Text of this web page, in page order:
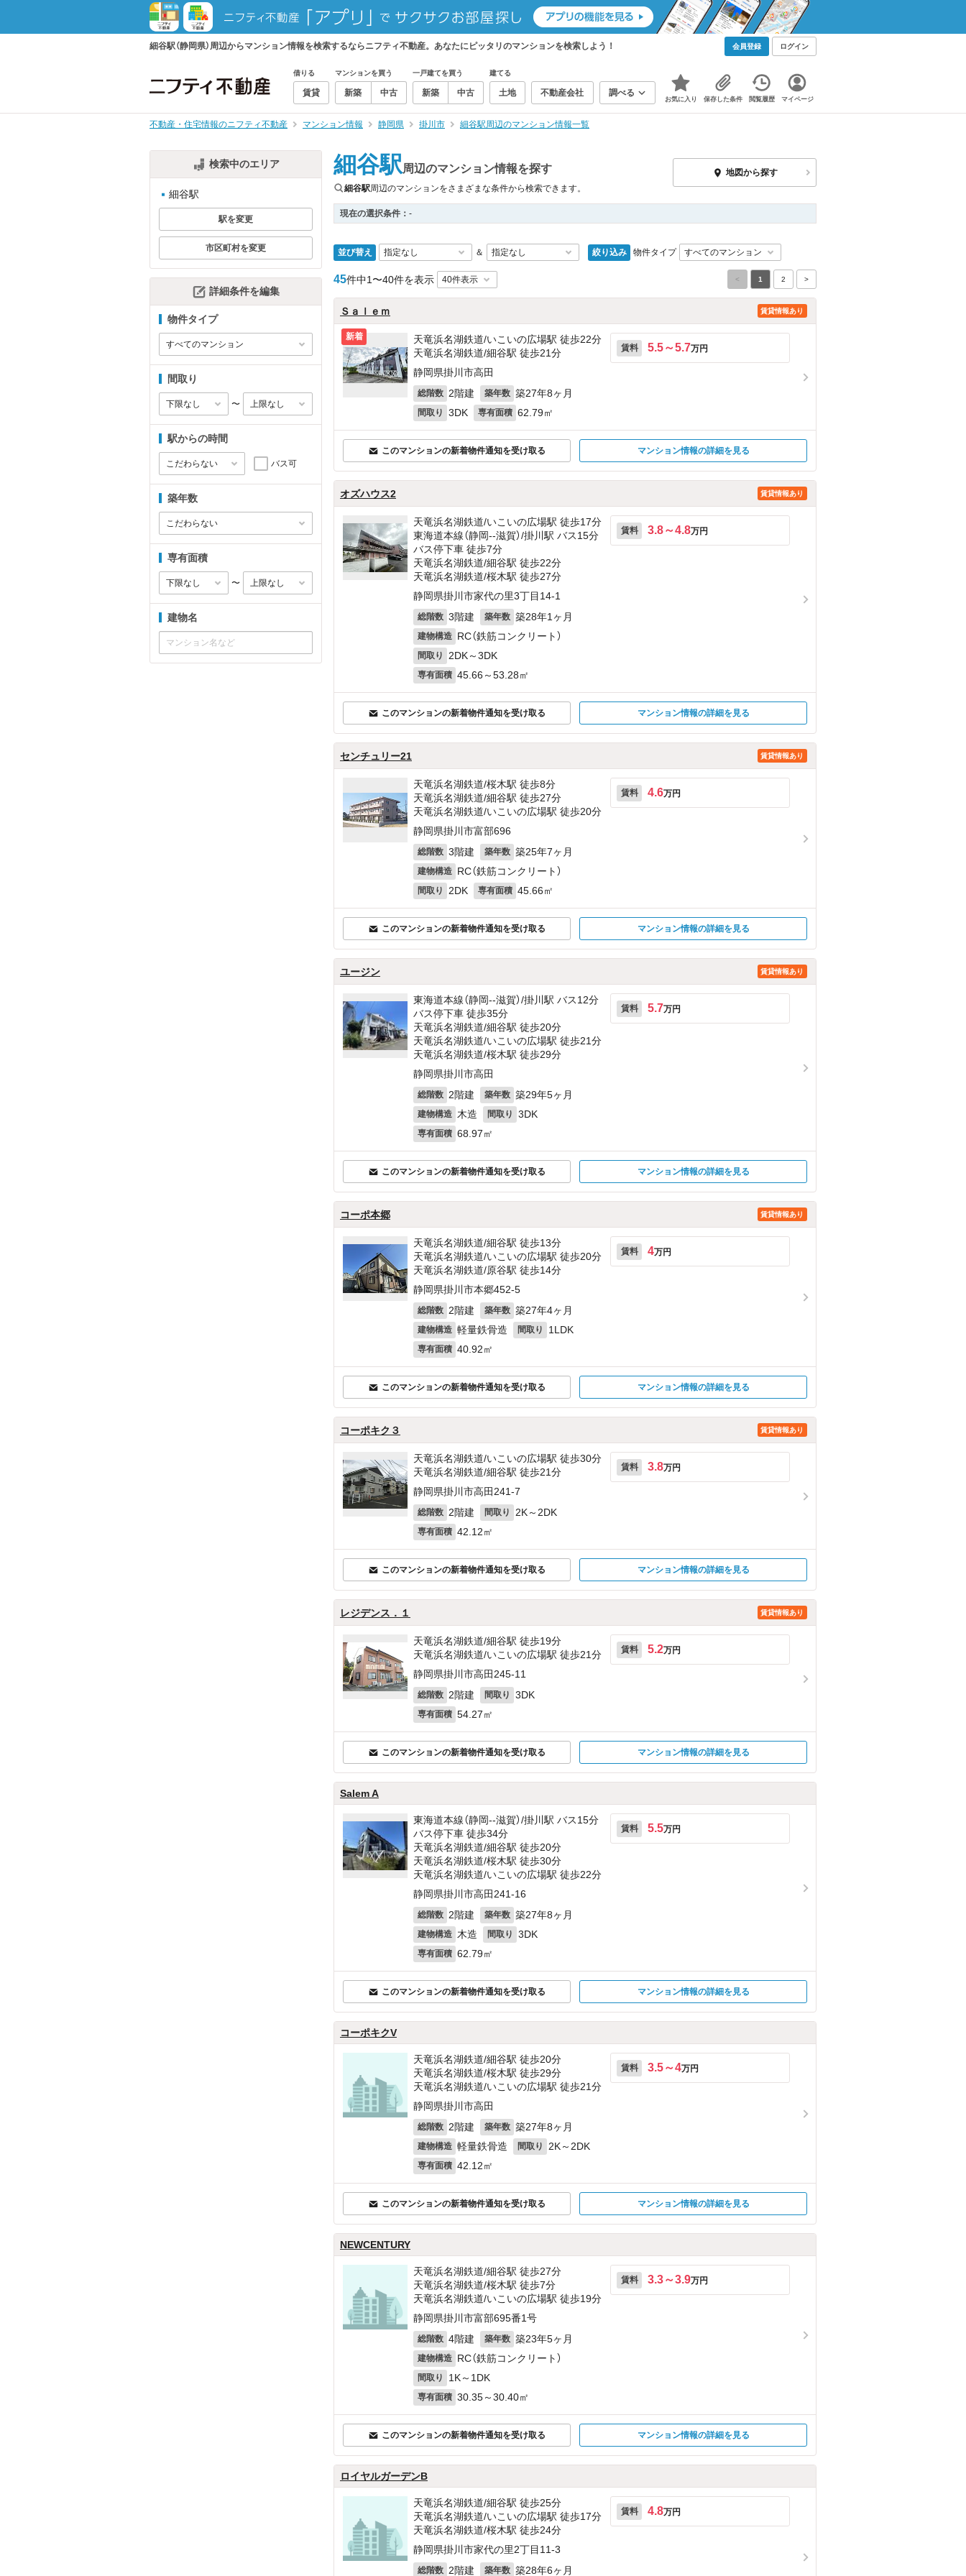
細谷駅（静岡県）周辺からマンション情報を検索するならニフティ不動産。あなたにピッタリのマンションを検索しよう！ 会員登録 ログイン
借りる
賃貸
マンションを買う
新築 中古
一戸建てを買う
新築 中古
建てる
土地 不動産会社 調べる
お気に入り 保存した条件 閲覧履歴 マイページ
不動産・住宅情報のニフティ不動産 マンション情報 静岡県 掛川市 細谷駅周辺のマンション情報一覧
検索中のエリア
細谷駅
駅を変更
市区町村を変更
詳細条件を編集
物件タイプ
間取り
〜
駅からの時間
バス可
築年数
専有面積
〜
建物名
細谷駅周辺のマンション情報を探す
細谷駅周辺のマンションをさまざまな条件から検索できます。
地図から探す
現在の選択条件： -
並び替え ＆ 絞り込み 物件タイプ
45件中1〜40件を表示 < 1 2 >
Ｓａｌｅｍ 賃貸情報あり
新着
天竜浜名湖鉄道/いこいの広場駅 徒歩22分
天竜浜名湖鉄道/細谷駅 徒歩21分
静岡県掛川市高田
総階数 2階建 築年数 築27年8ヶ月
間取り 3DK 専有面積 62.79㎡
賃料 5.5～5.7万円
このマンションの新着物件通知を受け取る マンション情報の詳細を見る
オズハウス2 賃貸情報あり
天竜浜名湖鉄道/いこいの広場駅 徒歩17分
東海道本線（静岡--滋賀）/掛川駅 バス15分
バス停下車 徒歩7分
天竜浜名湖鉄道/細谷駅 徒歩22分
天竜浜名湖鉄道/桜木駅 徒歩27分
静岡県掛川市家代の里3丁目14‐1
総階数 3階建 築年数 築28年1ヶ月
建物構造 RC（鉄筋コンクリート）
間取り 2DK～3DK
専有面積 45.66～53.28㎡
賃料 3.8～4.8万円
このマンションの新着物件通知を受け取る マンション情報の詳細を見る
センチュリー21 賃貸情報あり
天竜浜名湖鉄道/桜木駅 徒歩8分
天竜浜名湖鉄道/細谷駅 徒歩27分
天竜浜名湖鉄道/いこいの広場駅 徒歩20分
静岡県掛川市富部696
総階数 3階建 築年数 築25年7ヶ月
建物構造 RC（鉄筋コンクリート）
間取り 2DK 専有面積 45.66㎡
賃料 4.6万円
このマンションの新着物件通知を受け取る マンション情報の詳細を見る
ユージン 賃貸情報あり
東海道本線（静岡--滋賀）/掛川駅 バス12分
バス停下車 徒歩35分
天竜浜名湖鉄道/細谷駅 徒歩20分
天竜浜名湖鉄道/いこいの広場駅 徒歩21分
天竜浜名湖鉄道/桜木駅 徒歩29分
静岡県掛川市高田
総階数 2階建 築年数 築29年5ヶ月
建物構造 木造 間取り 3DK
専有面積 68.97㎡
賃料 5.7万円
このマンションの新着物件通知を受け取る マンション情報の詳細を見る
コーポ本郷 賃貸情報あり
天竜浜名湖鉄道/細谷駅 徒歩13分
天竜浜名湖鉄道/いこいの広場駅 徒歩20分
天竜浜名湖鉄道/原谷駅 徒歩14分
静岡県掛川市本郷452‐5
総階数 2階建 築年数 築27年4ヶ月
建物構造 軽量鉄骨造 間取り 1LDK
専有面積 40.92㎡
賃料 4万円
このマンションの新着物件通知を受け取る マンション情報の詳細を見る
コーポキク３ 賃貸情報あり
天竜浜名湖鉄道/いこいの広場駅 徒歩30分
天竜浜名湖鉄道/細谷駅 徒歩21分
静岡県掛川市高田241‐7
総階数 2階建 間取り 2K～2DK
専有面積 42.12㎡
賃料 3.8万円
このマンションの新着物件通知を受け取る マンション情報の詳細を見る
レジデンス．１ 賃貸情報あり
天竜浜名湖鉄道/細谷駅 徒歩19分
天竜浜名湖鉄道/いこいの広場駅 徒歩21分
静岡県掛川市高田245‐11
総階数 2階建 間取り 3DK
専有面積 54.27㎡
賃料 5.2万円
このマンションの新着物件通知を受け取る マンション情報の詳細を見る
Salem A
東海道本線（静岡--滋賀）/掛川駅 バス15分
バス停下車 徒歩34分
天竜浜名湖鉄道/細谷駅 徒歩20分
天竜浜名湖鉄道/桜木駅 徒歩30分
天竜浜名湖鉄道/いこいの広場駅 徒歩22分
静岡県掛川市高田241‐16
総階数 2階建 築年数 築27年8ヶ月
建物構造 木造 間取り 3DK
専有面積 62.79㎡
賃料 5.5万円
このマンションの新着物件通知を受け取る マンション情報の詳細を見る
コーポキクV
天竜浜名湖鉄道/細谷駅 徒歩20分
天竜浜名湖鉄道/桜木駅 徒歩29分
天竜浜名湖鉄道/いこいの広場駅 徒歩21分
静岡県掛川市高田
総階数 2階建 築年数 築27年8ヶ月
建物構造 軽量鉄骨造 間取り 2K～2DK
専有面積 42.12㎡
賃料 3.5～4万円
このマンションの新着物件通知を受け取る マンション情報の詳細を見る
NEWCENTURY
天竜浜名湖鉄道/細谷駅 徒歩27分
天竜浜名湖鉄道/桜木駅 徒歩7分
天竜浜名湖鉄道/いこいの広場駅 徒歩19分
静岡県掛川市富部695番1号
総階数 4階建 築年数 築23年5ヶ月
建物構造 RC（鉄筋コンクリート）
間取り 1K～1DK
専有面積 30.35～30.40㎡
賃料 3.3～3.9万円
このマンションの新着物件通知を受け取る マンション情報の詳細を見る
ロイヤルガーデンB
天竜浜名湖鉄道/細谷駅 徒歩25分
天竜浜名湖鉄道/いこいの広場駅 徒歩17分
天竜浜名湖鉄道/桜木駅 徒歩24分
静岡県掛川市家代の里2丁目11‐3
総階数 2階建 築年数 築28年6ヶ月
賃料 4.8万円